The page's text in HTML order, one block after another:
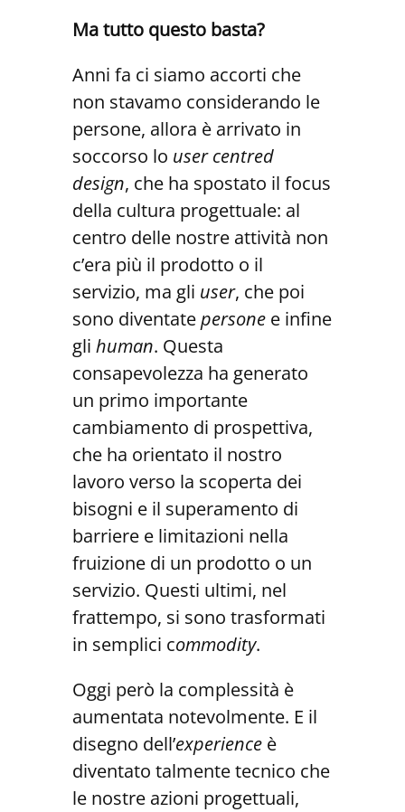
Ma tutto questo basta?
Anni fa ci siamo accorti che
non stavamo considerando le
persone, allora è arrivato in
soccorso lo user centred
design, che ha spostato il focus
della cultura progettuale: al
centro delle nostre attività non
c’era più il prodotto o il
servizio, ma gli user, che poi
sono diventatepersone e infine
gli human. Questa
consapevolezza ha generato
un primo importante
cambiamento di prospettiva,
che ha orientato il nostro
lavoro verso la scoperta dei
bisogni e il superamento di
barriere e limitazioni nella
fruizione di un prodotto o un
servizio. Questi ultimi, nel
frattempo, si sono trasformati
in semplici commodity.
Oggi però la complessità è
aumentata notevolmente. E il
disegno dell’experience è
diventato talmente tecnico che
le nostre azioni progettuali,